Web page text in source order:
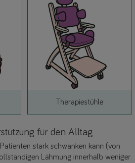
TherapiestühleLink
für den Alltag
stark schwanken kann (von
Lähmung innerhalb weniger